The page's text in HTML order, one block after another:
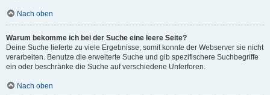
Nach oben
Warum bekomme ich bei der Suche eine leere Seite?
Deine Suche lieferte zu viele Ergebnisse, somit konnte der Webserver sie nicht
verarbeiten. Benutze die erweiterte Suche und gib spezifischere Suchbegriffe
ein oder beschränke die Suche auf verschiedene Unterforen.
Nach oben